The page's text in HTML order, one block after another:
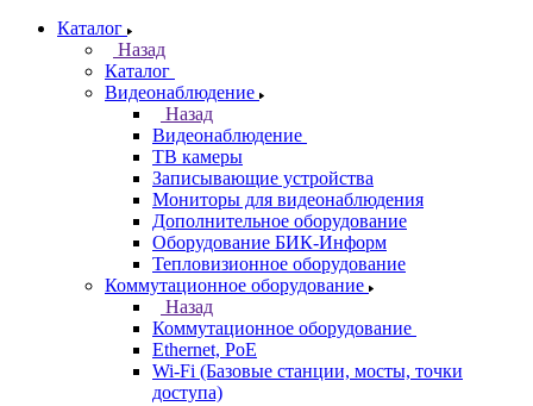
Каталог
Назад
Каталог
Видеонаблюдение
Назад
Видеонаблюдение
ТВ камеры
Записывающие устройства
Мониторы для видеонаблюдения
Дополнительное оборудование
Оборудование БИК-Информ
Тепловизионное оборудование
Коммутационное оборудование
Назад
Коммутационное оборудование
Ethernet, PoE
Wi-Fi (Базовые станции, мосты, точки
доступа)